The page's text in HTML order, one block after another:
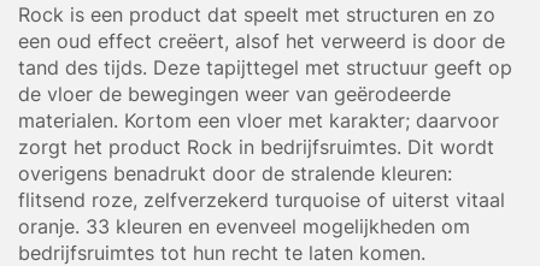
Rock is een product dat speelt met structuren en zo
een oud effect creëert, alsof het verweerd is door de
tand des tijds. Deze tapijttegel met structuur geeft op
de vloer de bewegingen weer van geërodeerde
materialen. Kortom een vloer met karakter; daarvoor
zorgt het product Rock in bedrijfsruimtes. Dit wordt
overigens benadrukt door de stralende kleuren:
flitsend roze, zelfverzekerd turquoise of uiterst vitaal
oranje. 33 kleuren en evenveel mogelijkheden om
bedrijfsruimtes tot hun recht te laten komen.